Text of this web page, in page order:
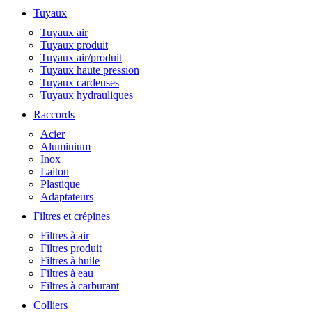
Tuyaux
Tuyaux air
Tuyaux produit
Tuyaux air/produit
Tuyaux haute pression
Tuyaux cardeuses
Tuyaux hydrauliques
Raccords
Acier
Aluminium
Inox
Laiton
Plastique
Adaptateurs
Filtres et crépines
Filtres à air
Filtres produit
Filtres à huile
Filtres à eau
Filtres à carburant
Colliers